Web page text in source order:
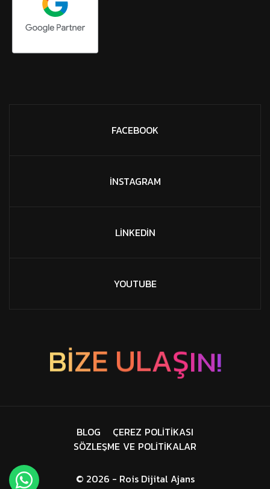
FACEBOOK
İNSTAGRAM
LINKEDIN
YOUTUBE
BIZE ULAŞIN!
© 2026 - Rois Dijital Ajans
BLOG ÇEREZ POLITIKASI
SÖZLEŞME VE POLITIKALAR